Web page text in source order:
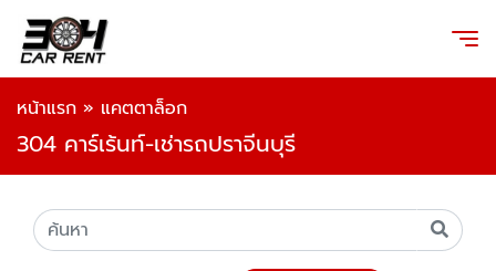
หน้าแรก » แคตตาล็อก
304 คาร์เร้นท์-เช่ารถปราจีนบุรี